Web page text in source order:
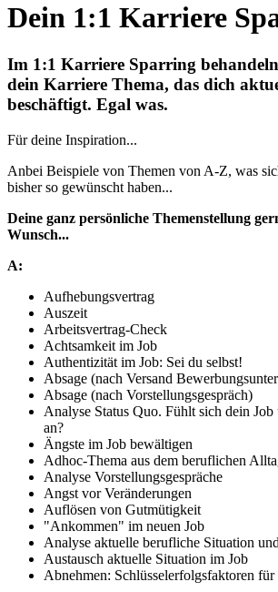
Dein 1:1 Karriere
Im 1:1 Karriere Sparring
dein Karriere Thema, das dich
beschäftigt. Egal was.
Für deine Inspiration...
Anbei Beispiele von Themen von A-Z, was
bisher so gewünscht haben...
Deine ganz persönliche Themenstellung
Wunsch...
A:
Aufhebungsvertrag
Auszeit
Arbeitsvertrag-Check
Achtsamkeit im Job
Authentizität im Job: Sei du selbst!
Absage (nach Versand
Absage (nach Vorstellungsgespräch)
Analyse Status Quo. Fühlt sich dein
an?
Ängste im Job bewältigen
Adhoc-Thema aus dem beruflichen
Analyse Vorstellungsgespräche
Angst vor Veränderungen
Auflösen von Gutmütigkeit
"Ankommen" im neuen Job
Analyse aktuelle berufliche Situation
Austausch aktuelle Situation im Job
Abnehmen: Schlüsselerfolgsfaktoren